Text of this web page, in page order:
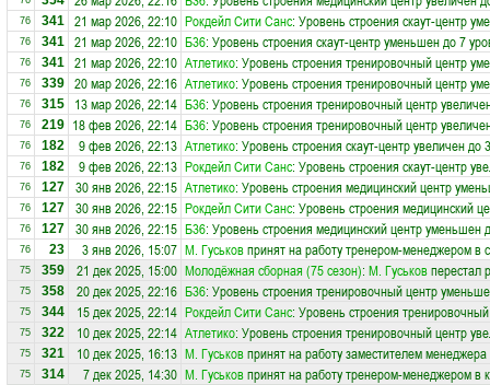
76 341 21 мар 2026, 22:10 Рокдейл Сити Санс: Уровень строения скаут-центр
76 341 21 мар 2026, 22:10 Б36: Уровень строения скаут-центр уменьшен до 7
76 341 21 мар 2026, 22:10 Атлетико: Уровень строения тренировочный центр
76 339 20 мар 2026, 22:16 Атлетико: Уровень строения тренировочный центр
76 315 13 мар 2026, 22:14 Б36: Уровень строения тренировочный центр
76 219 18 фев 2026, 22:14 Б36: Уровень строения тренировочный центр
76 182 9 фев 2026, 22:13 Атлетико: Уровень строения скаут-центр увеличен до
76 182 9 фев 2026, 22:13 Рокдейл Сити Санс: Уровень строения скаут-центр
76 127 30 янв 2026, 22:15 Атлетико: Уровень строения медицинский центр
76 127 30 янв 2026, 22:15 Рокдейл Сити Санс: Уровень строения медицинский
76 127 30 янв 2026, 22:15 Б36: Уровень строения медицинский центр уменьшен
76 23 3 янв 2026, 15:07 М. Гуськовпринят на работу тренером-менеджером в
75 359 21 дек 2025, 15:00 Молодёжная сборная (75 сезон): М. Гуськовперестал
75 358 20 дек 2025, 22:16 Б36: Уровень строения тренировочный центр
75 344 15 дек 2025, 22:14 Рокдейл Сити Санс: Уровень строения
75 322 10 дек 2025, 22:14 Атлетико: Уровень строения тренировочный центр
75 321 10 дек 2025, 16:13 М. Гуськовпринят на работу заместителем
75 314 7 дек 2025, 14:30 М. Гуськовпринят на работу тренером-менеджером в